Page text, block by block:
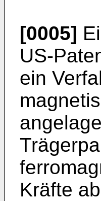
[0005]
US-
ein
Kräfte